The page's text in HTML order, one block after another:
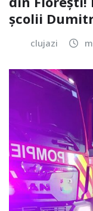
școlii
clujazi